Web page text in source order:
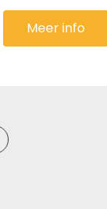
Meer info